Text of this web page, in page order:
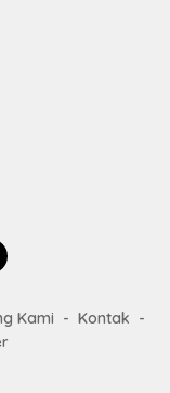
Kami
Kontak